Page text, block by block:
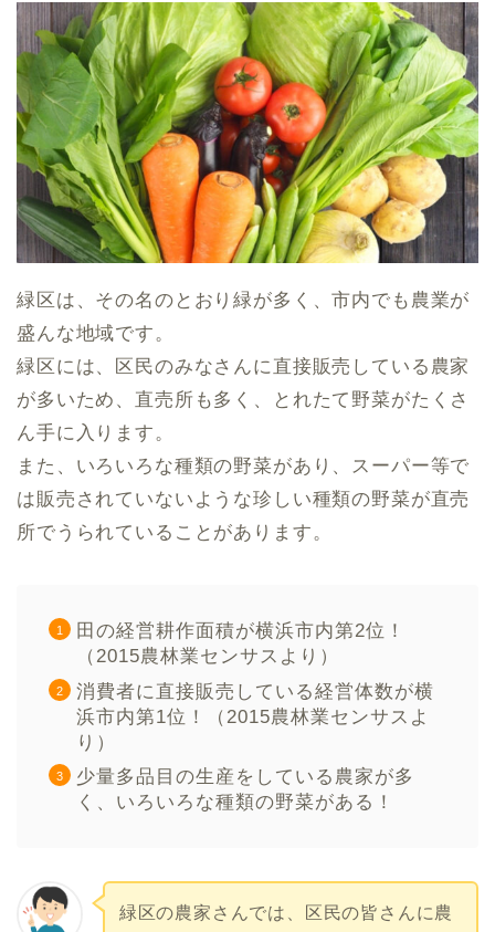
緑区は、その名のとおり緑が多く、市内でも農業が
盛んな地域です。
緑区には、区民のみなさんに直接販売している農家
が多いため、直売所も多く、とれたて野菜がたくさ
ん手に入ります。
また、いろいろな種類の野菜があり、スーパー等で
は販売されていないような珍しい種類の野菜が直売
所でうられていることがあります。
田の経営耕作面積が横浜市内第2位！
（2015農林業センサスより）
消費者に直接販売している経営体数が横
浜市内第1位！（2015農林業センサスよ
り）
少量多品目の生産をしている農家が多
く、いろいろな種類の野菜がある！
緑区の農家さんでは、区民の皆さんに農